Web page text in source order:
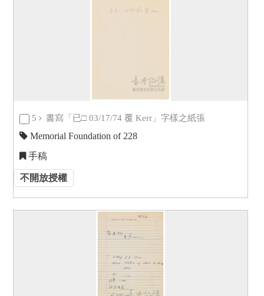
5 書寫「已□ 03/17/74 覆 Kerr」字樣之紙張
Memorial Foundation of 228
手稿
不開放授權